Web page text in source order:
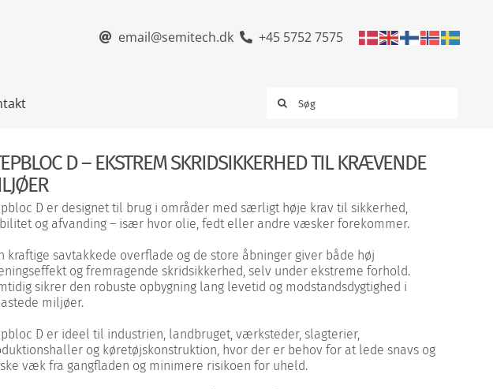
email@semitech.dk +45 5752 7575
efter:
D – EKSTREM SKRIDSIKKERHED TIL KRÆVENDE
D er designet til brug i områder med særligt høje krav til sikkerhed,
og afvanding – især hvor olie, fedt eller andre væsker forekommer.
kraftige savtakkede overflade og de store åbninger giver både høj
og fremragende skridsikkerhed, selv under ekstreme forhold.
sikrer den robuste opbygning lang levetid og modstandsdygtighed i
miljøer.
D er ideel til industrien, landbruget, værksteder, slagterier,
og køretøjskonstruktion, hvor der er behov for at lede snavs og
væk fra gangfladen og minimere risikoen for uheld.